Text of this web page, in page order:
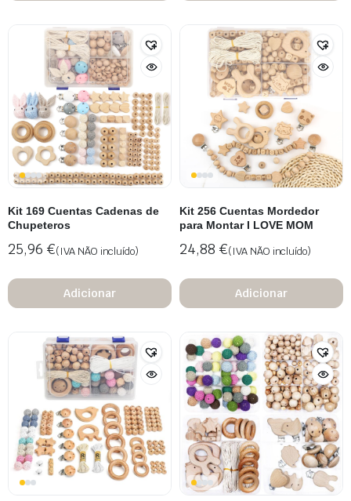
Kit 169 Cuentas Cadenas de
Chupeteros
25,96 €(IVA NÃO incluído)
Adicionar
Kit 256 Cuentas Mordedor
para Montar I LOVE MOM
24,88 €(IVA NÃO incluído)
Adicionar